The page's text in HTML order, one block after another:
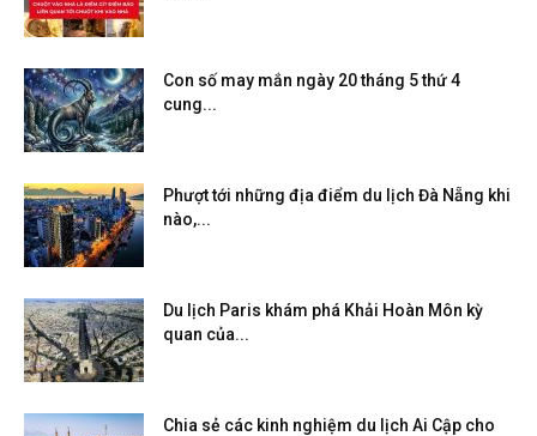
Con số may mắn ngày 20 tháng 5 thứ 4
cung...
Phượt tới những địa điểm du lịch Đà Nẵng khi
nào,...
Du lịch Paris khám phá Khải Hoàn Môn kỳ
quan của...
Chia sẻ các kinh nghiệm du lịch Ai Cập cho